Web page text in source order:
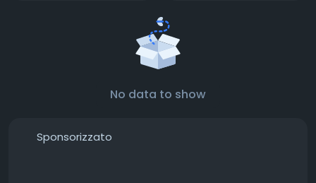
No data to show
Sponsorizzato